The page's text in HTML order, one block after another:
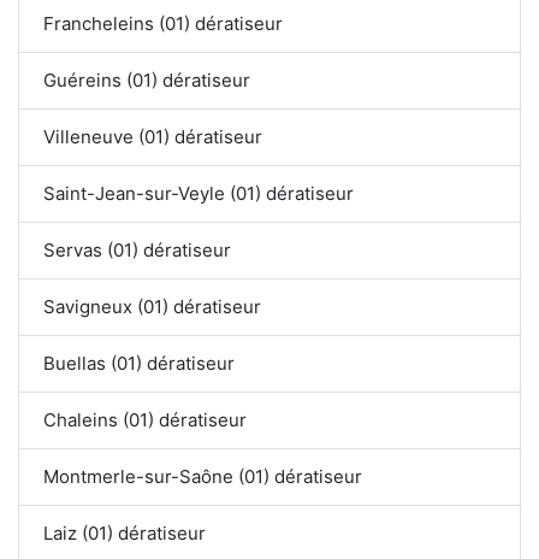
Francheleins (01) dératiseur
Guéreins (01) dératiseur
Villeneuve (01) dératiseur
Saint-Jean-sur-Veyle (01) dératiseur
Servas (01) dératiseur
Savigneux (01) dératiseur
Buellas (01) dératiseur
Chaleins (01) dératiseur
Montmerle-sur-Saône (01) dératiseur
Laiz (01) dératiseur